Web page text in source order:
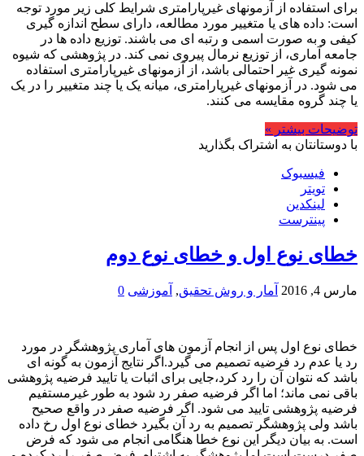
برای استفاده از آزمونهای غیرپارامتری شرایط کلی زیر مورد توجه
است: داده های یا متغییر مورد مطالعه، دارای سطح اندازه گیری
کیفی و به صورت اسمی و رتبه ای می باشند. توزیع داده ها در
جامعه آماری، از توزیع نرمال پیروی نمی کند. در پژوهشی که شیوه
نمونه گیری غیر احتمالی باشد، از آزمونهای غیرپارامتری استفاده
می شود. در آزمونهای غیرپارامتری، میانه یک یا چند متغییر را در یک
یا چند گروه مقایسه می کنند.
توضیحات بیشتر »
با دوستانتان به اشتراک بگذارید
فیسبوک
تویتر
لینکدین
پینترست
خطای نوع اول و خطای نوع دوم
مارس 4, 2016 آمار و روش تحقیق, آموزشی 0
خطای نوع اول پس از انجام آزمون های آماری پژوهشگر در مورد
رد یا عدم رد فرضیه تصمیم می گیرد.اگر نتایج آزمون به گونه ای
باشد که نتوان آن را رد کرد،جایی برای اثبات یا تایید فرضیه پژوهشی
باقی نمی ماند؛ اما اگر فرضیه صفر رد شود به طور غیرمستفیم
فرضیه پژوهشی تایید می شود. اگر فرضیه صفر در واقع صحیح
باشد ولی پژوهشگر تصمیم به رد آن بگیرد خطای نوع اول رخ داده
است. به بیان دیگر این نوع خطا هنگامی انجام می شود که فرض